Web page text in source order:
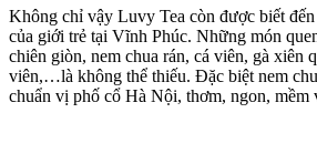
Không chỉ vậy Luvy Tea còn được biết
của giới trẻ tại Vĩnh Phúc. Những món
chiên giòn, nem chua rán, cá viên, gà xiên
viên,…là không thể thiếu. Đặc biệt nem
chuẩn vị phố cổ Hà Nội, thơm, ngon, mềm